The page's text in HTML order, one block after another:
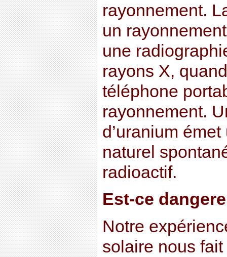
rayonnement.
un
une
rayons X,
téléphone
rayonnement.
d’uranium
naturel
radioactif.
Est-ce
Notre
solaire nous fait